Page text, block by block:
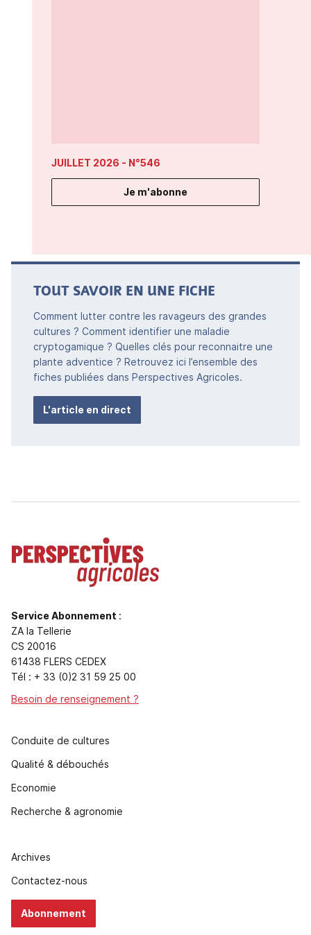
JUILLET 2026 - N°546
Je m'abonne
TOUT SAVOIR EN UNE FICHE
Comment lutter contre les ravageurs des grandes
cultures ? Comment identifier une maladie
cryptogamique ? Quelles clés pour reconnaitre une
plante adventice ? Retrouvez ici l’ensemble des
fiches publiées dans Perspectives Agricoles.
L'article en direct
Service Abonnement :
ZA la Tellerie
CS 20016
61438 FLERS CEDEX
Tél : + 33 (0)2 31 59 25 00
Besoin de renseignement ?
Conduite de cultures
Qualité & débouchés
Economie
Recherche & agronomie
Archives
Contactez-nous
Abonnement